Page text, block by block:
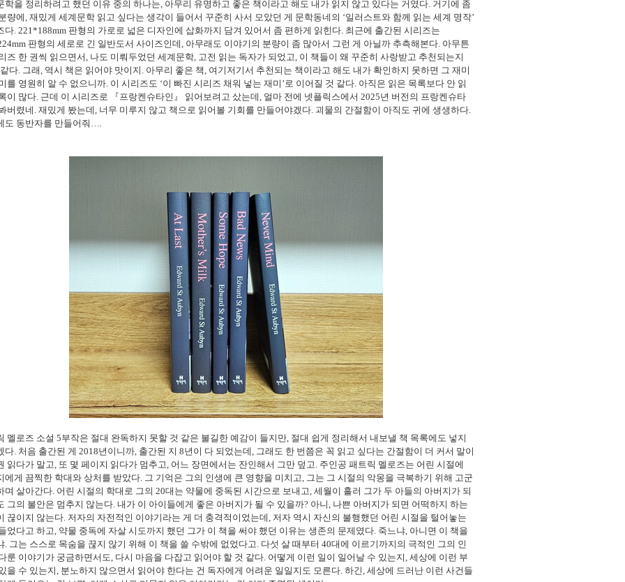
학을 정리하려고 했던 이유 중의 하나는, 아무리 유명하고 좋은 책이라고 해도 내가 읽지 않고 있다는 거였다. 거기에 좀
량에, 재밌게 세계문학 읽고 싶다는 생각이 들어서 꾸준히 사서 모았던 게 문학동네의 ‘일러스트와 함께 읽는 세계 명작’
다. 221*188mm 판형의 가로로 넓은 디자인에 삽화까지 담겨 있어서 좀 편하게 읽힌다. 최근에 출간된 시리즈는
판형의 세로로 긴 일반도서 사이즈인데, 아무래도 이야기의 분량이 좀 많아서 그런 게 아닐까 추측해본다. 아무튼
즈 한 권씩 읽으면서, 나도 미뤄두었던 세계문학, 고전 읽는 독자가 되었고, 이 책들이 왜 꾸준히 사랑받고 추천되는지
다. 그래, 역시 책은 읽어야 맛이지 . 아무리 좋은 책, 여기저기서 추천되는 책이라고 해도 내가 확인하지 못하면 그 재미
를 영원히 알 수 없으니까. 이 시리즈도 ‘이 빠진 시리즈 채워 넣는 재미 ’로 이어질 것 같다. 아직은 읽은 목록보다 안 읽
이 많다. 근데 이 시리즈로 『프랑켄슈타인 』 읽어보려고 샀는데, 얼마 전에 넷플릭스에서 2025년 버전의 프랑켄슈타
버렸네. 재밌게 봤는데, 너무 미루지 않고 책으로 읽어볼 기회를 만들어야겠다. 괴물의 간절함이 아직도 귀에 생생하다.
도 동반자를 만들어줘 ….
멜로즈 소설 5부작은 절대 완독하지 못할 것 같은 불길한 예감이 들지만, 절대 쉽게 정리해서 내보낼 책 목록에도 넣지
다. 처음 출간된 게 2018년이니까, 출간된 지 8년이 다 되었는데, 그래도 한 번쯤은 꼭 읽고 싶다는 간절함이 더 커서 말이
읽다가 말고, 또 몇 페이지 읽다가 멈추고, 어느 장면에서는 잔인해서 그만 덮고. 주인공 패트릭 멜로즈는 어린 시절에
에게 끔찍한 학대와 상처를 받았다. 그 기억은 그의 인생에 큰 영향을 미치고, 그는 그 시절의 악몽을 극복하기 위해 고군
며 살아간다. 어린 시절의 학대로 그의 20대는 약물에 중독된 시간으로 보내고, 세월이 흘러 그가 두 아들의 아버지가 되
그의 불안은 멈추지 않는다. 내가 이 아이들에게 좋은 아버지가 될 수 있을까? 아니, 나쁜 아버지가 되면 어떡하지 하는
끊이지 않는다. 저자의 자전적인 이야기라는 게 더 충격적이었는데, 저자 역시 자신의 불행했던 어린 시절을 털어놓는
었다고 하고, 약물 중독에 자살 시도까지 했던 그가 이 책을 써야 했던 이유는 생존의 문제였다. 죽느냐, 아니면 이 책을
. 그는 스스로 목숨을 끊지 않기 위해 이 책을 쓸 수밖에 없었다고. 다섯 살 때부터 40대에 이르기까지의 극적인 그의 인
룬 이야기가 궁금하면서도, 다시 마음을 다잡고 읽어야 할 것 같다. 어떻게 이런 일이 일어날 수 있는지, 세상에 이런 부
을 수 있는지, 분노하지 않으면서 읽어야 한다는 건 독자에게 어려운 일일지도 모른다. 하긴, 세상에 드러난 이런 사건들